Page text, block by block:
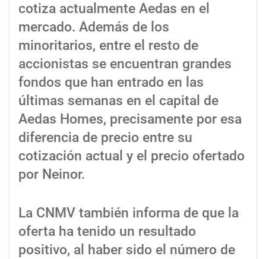
cotiza actualmente Aedas en el
mercado. Además de los
minoritarios, entre el resto de
accionistas se encuentran grandes
fondos que han entrado en las
últimas semanas en el capital de
Aedas Homes, precisamente por esa
diferencia de precio entre su
cotización actual y el precio ofertado
por Neinor.
La CNMV también informa de que la
oferta ha tenido un resultado
positivo, al haber sido el número de